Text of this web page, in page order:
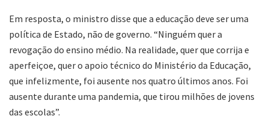
Em resposta, o ministro disse que a educação deve ser uma
política de Estado, não de governo. “Ninguém quer a
revogação do ensino médio. Na realidade, quer que corrija e
aperfeiçoe, quer o apoio técnico do Ministério da Educação,
que infelizmente, foi ausente nos quatro últimos anos. Foi
ausente durante uma pandemia, que tirou milhões de jovens
das escolas”.